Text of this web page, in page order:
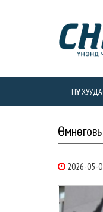
НҮҮР
2026-05-